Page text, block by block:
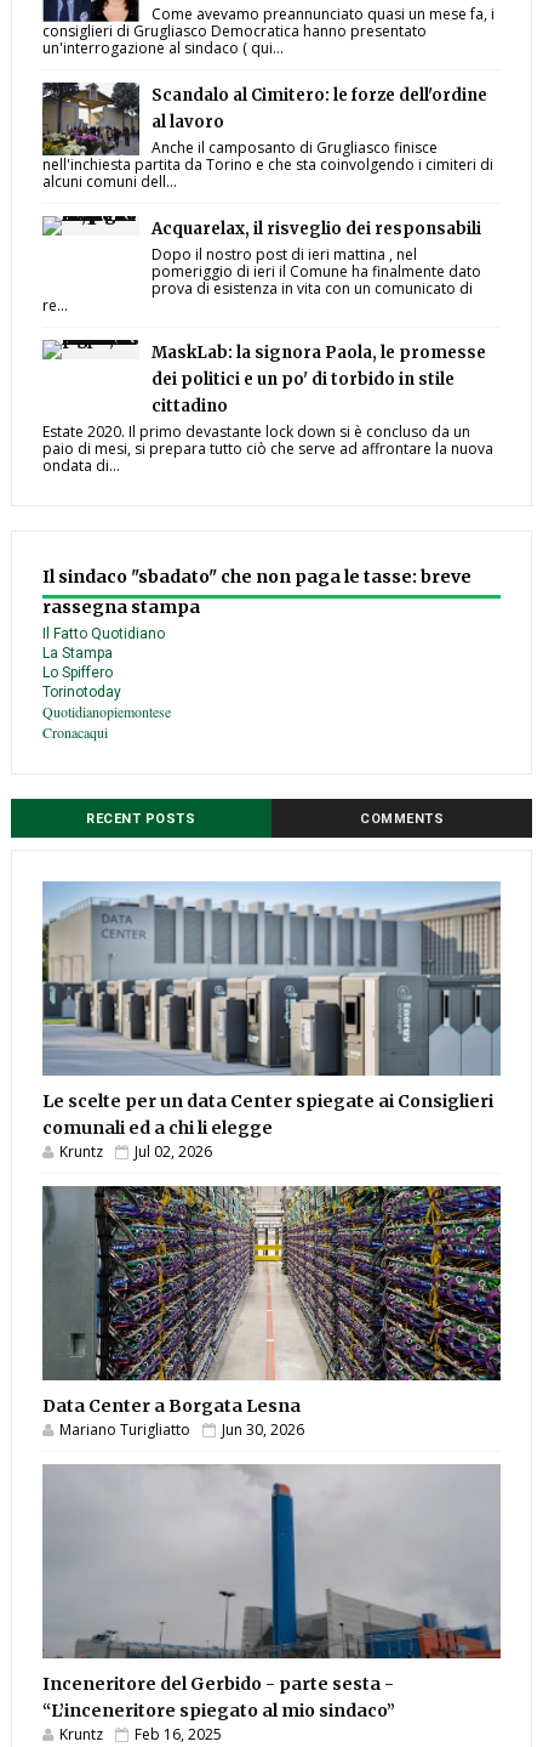
Come avevamo preannunciato quasi un mese fa, i
consiglieri di Grugliasco Democratica hanno presentato
un'interrogazione al sindaco ( qui...
Scandalo al Cimitero: le forze dell'ordine
al lavoro
Anche il camposanto di Grugliasco finisce
nell'inchiesta partita da Torino e che sta coinvolgendo i cimiteri di
alcuni comuni dell...
Acquarelax, il risveglio dei responsabili
Dopo il nostro post di ieri mattina , nel
pomeriggio di ieri il Comune ha finalmente dato
prova di esistenza in vita con un comunicato di
re...
MaskLab: la signora Paola, le promesse
dei politici e un po' di torbido in stile
cittadino
Estate 2020. Il primo devastante lock down si è concluso da un
paio di mesi, si prepara tutto ciò che serve ad affrontare la nuova
ondata di...
Il sindaco "sbadato" che non paga le tasse: breve
rassegna stampa
Il Fatto Quotidiano
La Stampa
Lo Spiffero
Torinotoday
Quotidianopiemontese
Cronacaqui
RECENT POSTS COMMENTS
Le scelte per un data Center spiegate ai Consiglieri
comunali ed a chi li elegge
Kruntz Jul 02, 2026
Data Center a Borgata Lesna
Mariano Turigliatto Jun 30, 2026
Inceneritore del Gerbido - parte sesta -
“L’inceneritore spiegato al mio sindaco”
Kruntz Feb 16, 2025